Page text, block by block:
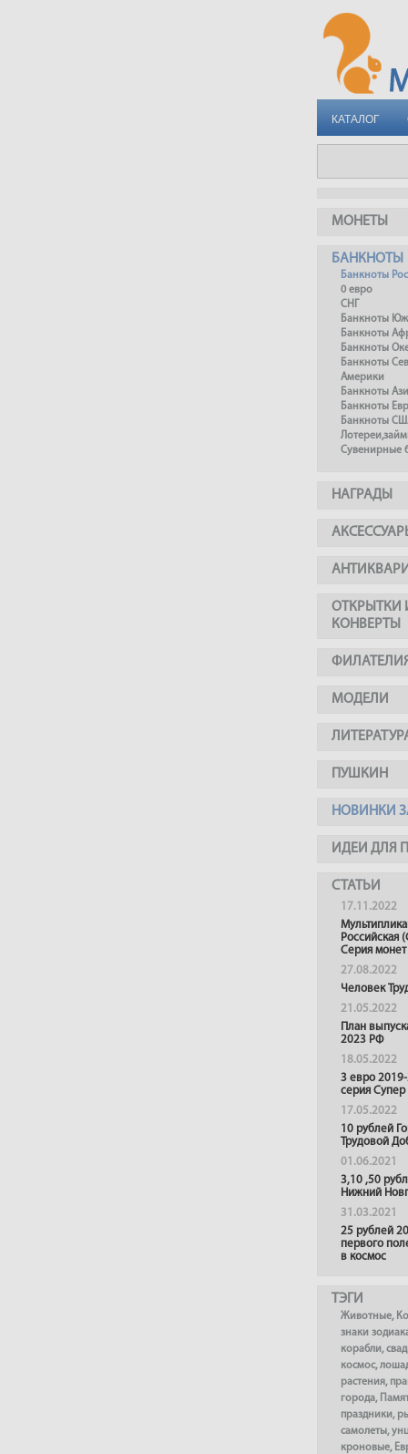
КАТАЛОГ
МОНЕТЫ
БАНКНОТЫ
Банкноты
0 евро
СНГ
Банкноты
Банкноты
Банкноты
Банкноты
Америки
Банкноты
Банкноты
Банкноты
Сувенирные
НАГРАДЫ
ОТКРЫТКИ
КОНВЕРТЫ
МОДЕЛИ
ПУШКИН
НОВИНКИ
ИДЕИ ДЛЯ
СТАТЬИ
17.11.2022
Российская
Серия монет
27.08.2022
Человек
21.05.2022
План
2023 РФ
18.05.2022
3 евро
серия
17.05.2022
10 рублей
Трудовой
01.06.2021
3,10 ,50
Нижний
31.03.2021
25 рублей
первого
в космос
ТЭГИ
Животные,
знаки
корабли,
космос,
растения,
города,
праздники,
самолеты,
кроновые,